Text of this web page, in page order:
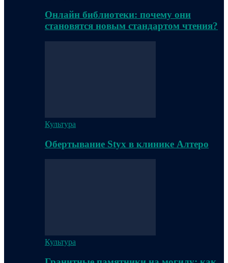
Онлайн библиотеки: почему они
становятся новым стандартом чтения?
Культура
Обертывание Styx в клинике Алтеро
Культура